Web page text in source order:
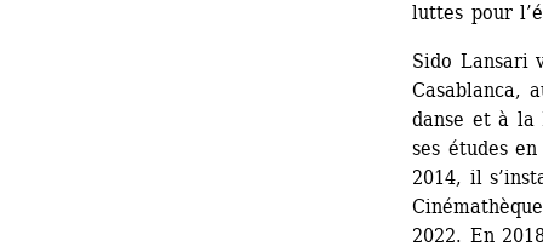
luttes pour
Sido Lansari
Casablanca,
danse et à la
ses études
2014, il
2022. En